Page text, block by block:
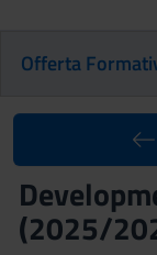
Offerta
(2025/